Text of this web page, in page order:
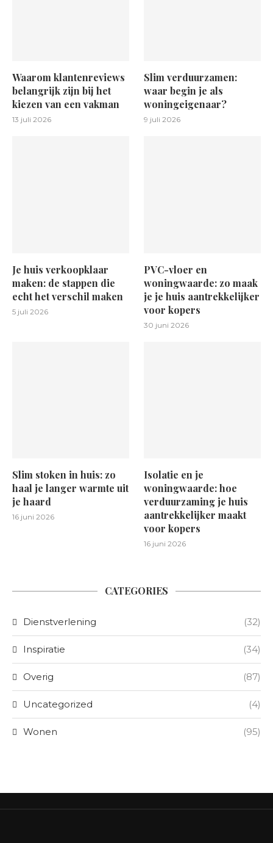
Waarom klantenreviews
belangrijk zijn bij het
kiezen van een vakman
13 juli 2026
Slim verduurzamen:
waar begin je als
woningeigenaar?
9 juli 2026
Je huis verkoopklaar
maken: de stappen die
echt het verschil maken
5 juli 2026
PVC-vloer en
woningwaarde: zo maak
je je huis aantrekkelijker
voor kopers
30 juni 2026
Slim stoken in huis: zo
haal je langer warmte uit
je haard
16 juni 2026
Isolatie en je
woningwaarde: hoe
verduurzaming je huis
aantrekkelijker maakt
voor kopers
16 juni 2026
CATEGORIES
Dienstverlening (32)
Inspiratie (34)
Overig (87)
Uncategorized (4)
Wonen (95)